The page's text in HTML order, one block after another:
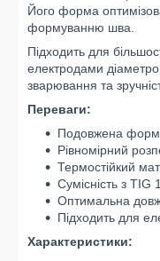
Його форма
формуванню шва.
Підходить для
електродами
зварювання та
Переваги:
Подовжена
Рівномірний
Термостійкий
Сумісність з
Оптимальна
Підходить для
Характеристики: